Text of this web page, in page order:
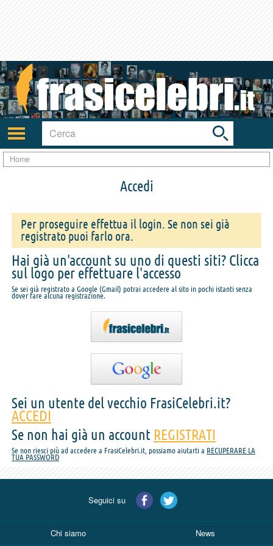
Attiva/disattiva
navigazione
Toggle
search
bar
Home
Accedi
Per proseguire effettua il login. Se non sei già
registrato puoi farlo ora.
Hai già un'account su uno di questi siti? Clicca
sul logo per effettuare l'accesso
Se sei già registrato a Google (Gmail) potrai accedere al sito in pochi istanti senza
dover fare alcuna registrazione.
Sei un utente del vecchio FrasiCelebri.it?
ACCEDI
Se non hai già un account REGISTRATI
Se non riesci più ad accedere a FrasiCelebri.it, possiamo aiutarti a RECUPERARE LA
TUA PASSWORD
Seguici su
Chi siamo News